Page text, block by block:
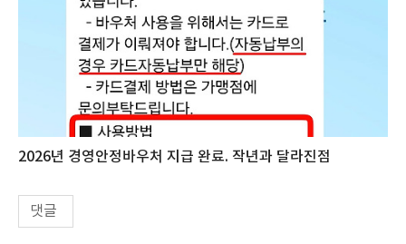
2026년 경영안정바우처 지급 완료. 작년과 달라진점
댓글